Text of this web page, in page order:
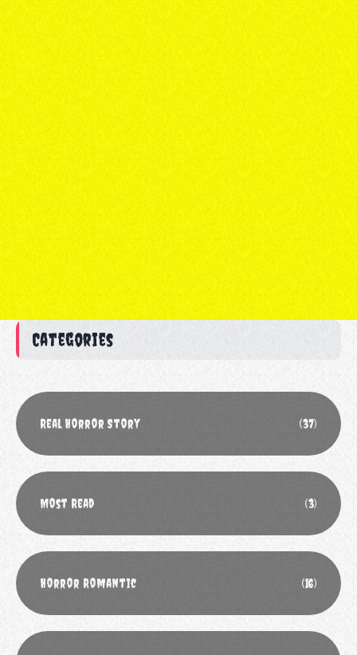
Categories
Real Horror Story (37)
Most Read (3)
Horror Romantic (16)